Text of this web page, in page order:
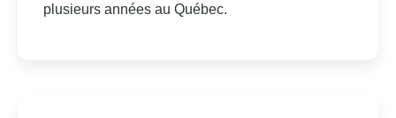
plusieurs années au Québec.